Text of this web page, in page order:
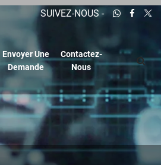
SUIVEZ-NOUS -
Envoyer Une
Demande
Contactez-
Nous